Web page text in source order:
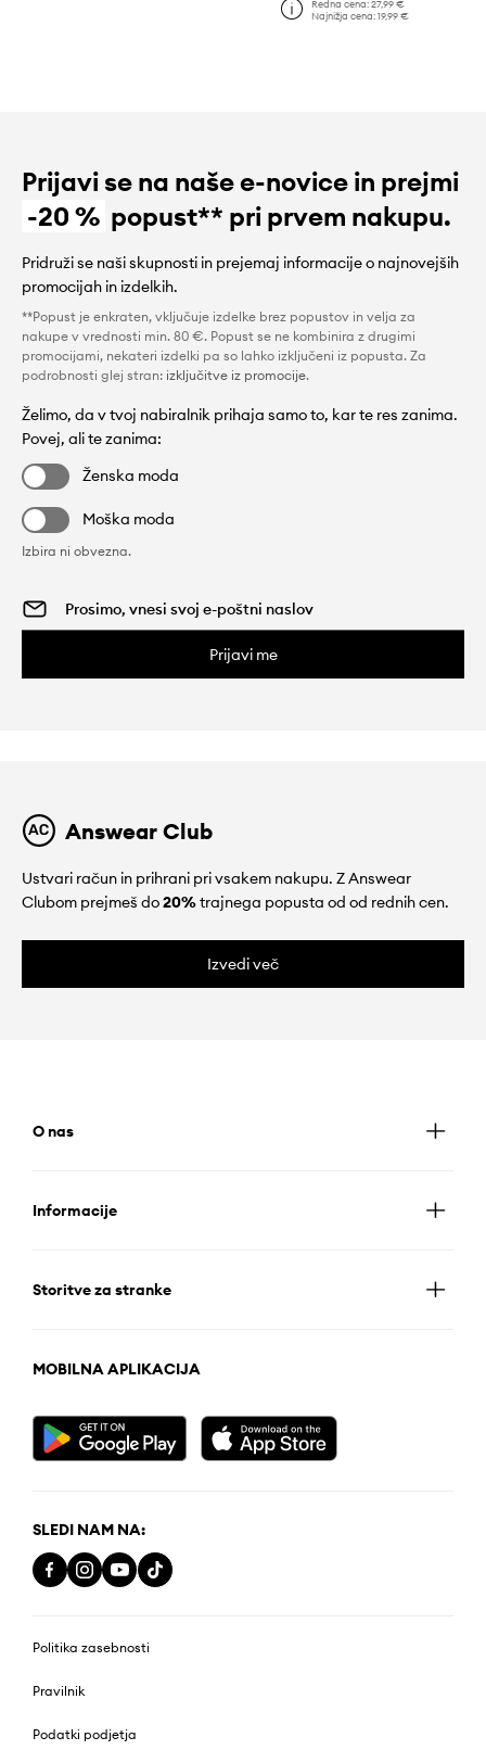
Redna cena: 27,99 €
Najnižja cena: 19,99 €
Prijavi se na naše e-novice in prejmi
-20 % popust** pri prvem nakupu.
Pridruži se naši skupnosti in prejemaj informacije o najnovejših
promocijah in izdelkih.
**Popust je enkraten, vključuje izdelke brez popustov in velja za
nakupe v vrednosti min. 80 €. Popust se ne kombinira z drugimi
promocijami, nekateri izdelki pa so lahko izključeni iz popusta. Za
podrobnosti glej stran: izključitve iz promocije.
Želimo, da v tvoj nabiralnik prihaja samo to, kar te res zanima.
Povej, ali te zanima:
Ženska moda
Moška moda
Izbira ni obvezna.
Prijavi me
Answear Club
Ustvari račun in prihrani pri vsakem nakupu. Z Answear
Clubom prejmeš do20%trajnega popusta od od rednih cen.
Izvedi več
O nas
Informacije
Storitve za stranke
MOBILNA APLIKACIJA
SLEDI NAM NA:
Politika zasebnosti
Pravilnik
Podatki podjetja